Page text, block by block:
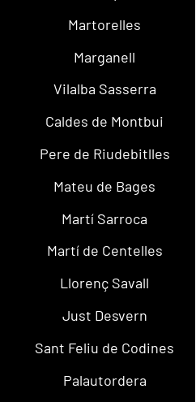
Martorelles
Marganell
Vilalba Sasserra
Caldes de Montbui
Pere de Riudebitlles
Mateu de Bages
Martí Sarroca
Martí de Centelles
Llorenç Savall
Just Desvern
Sant Feliu de Codines
Palautordera